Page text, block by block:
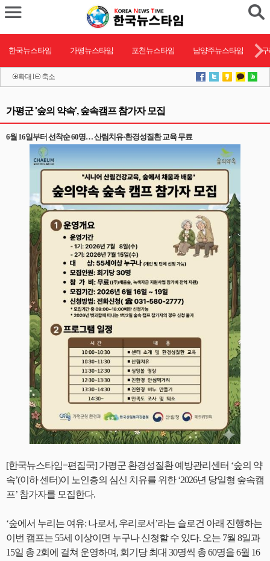
한국뉴스타임 가평뉴스타임 포천뉴스타임 남양주뉴스타임
확대 l 축소
가평군 '숲의 약속', 숲속캠프 참가자 모집
6월 16일부터 선착순 60명… 산림치유·환경성질환 교육 무료
[한국뉴스타임=편집국] 가평군 환경성질환 예방관리센터 ‘숲의 약
속’(이하 센터)이 노인층의 심신 치유를 위한 ‘2026년 당일형 숲속캠
프’ 참가자를 모집한다.
‘숲에서 누리는 여유: 나로서, 우리로서’라는 슬로건 아래 진행하는
이번 캠프는 55세 이상이면 누구나 신청할 수 있다. 오는 7월 8일과
15일 총 2회에 걸쳐 운영하며, 회기당 최대 30명씩 총 60명을 6월 16